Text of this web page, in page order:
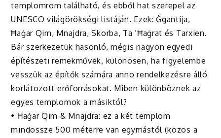
templomrom található, és ebből hat szerepel az
UNESCO világörökségi listáján. Ezek: Ġgantija,
Ħaġar Qim, Mnajdra, Skorba, Ta ’Ħaġrat és Tarxien.
Bár szerkezetük hasonló, mégis nagyon egyedi
építészeti remekművek, különösen, ha figyelembe
vesszük az építők számára anno rendelkezésre álló
korlátozott erőforrásokat. Miben különböznek az
egyes templomok a másiktól?
• Ħaġar Qim & Mnajdra: ez a két templom
mindössze 500 méterre van egymástól (közös a